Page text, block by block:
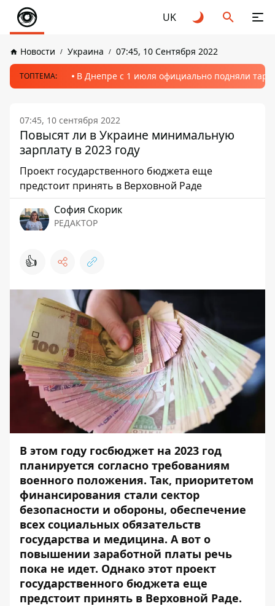
UK
Новости Украина 07:45, 10 Сентября 2022
ТОПТЕМА: В Днепре с 1 июля официально подняли
07:45, 10 сентября 2022
Повысят ли в Украине минимальную
зарплату в 2023 году
Проект государственного бюджета еще
предстоит принять в Верховной Раде
София Скорик
РЕДАКТОР
👍
В этом году госбюджет на 2023 год
планируется согласно требованиям
военного положения. Так, приоритетом
финансирования стали сектор
безопасности и обороны, обеспечение
всех социальных обязательств
государства и медицина. А вот о
повышении заработной платы речь
пока не идет. Однако этот проект
государственного бюджета еще
предстоит принять в Верховной Раде.